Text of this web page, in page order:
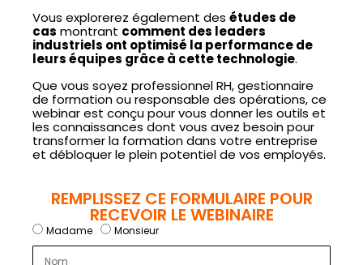
Vous explorerez également des études de
cas montrant comment des leaders
industriels ont optimisé la performance de
leurs équipes grâce à cette technologie.
Que vous soyez professionnel RH, gestionnaire
de formation ou responsable des opérations, ce
webinar est conçu pour vous donner les outils et
les connaissances dont vous avez besoin pour
transformer la formation dans votre entreprise
et débloquer le plein potentiel de vos employés.
REMPLISSEZ CE FORMULAIRE POUR
RECEVOIR LE WEBINAIRE
Madame Monsieur